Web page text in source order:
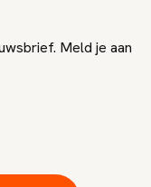
Meld je aan